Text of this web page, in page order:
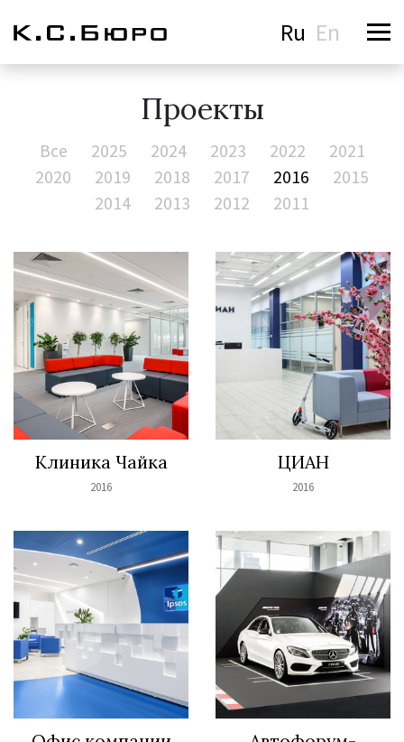
Ru En
Проекты
Все 2025 2024 2023 2022
2021
2020
2019 2018 2017 2016
2015
2014
2013 2012 2011
Клиника Чайка
2016
ЦИАН
2016